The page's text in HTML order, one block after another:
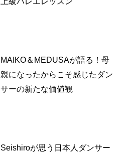
MAIKO＆MEDUSAが語る！母
親になったからこそ感じたダン
サーの新たな価値観
Seishiroが思う日本人ダンサー